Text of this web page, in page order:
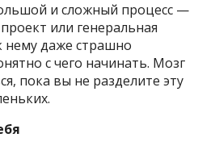
и сложный процесс —
или генеральная
нему даже страшно
с чего начинать. Мозг
пока вы не разделите эту